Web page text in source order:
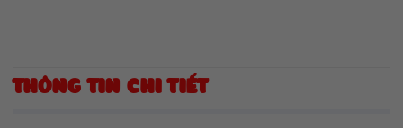
THÔNG TIN CHI TIẾT